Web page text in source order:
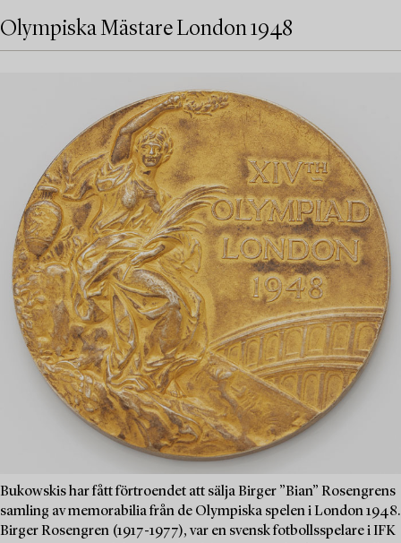
Olympiska Mästare London 1948
Bukowskis har fått förtroendet att sälja Birger ”Bian” Rosengrens
samling av memorabilia från de Olympiska spelen i London 1948.
Birger Rosengren (1917-1977), var en svensk fotbollsspelare i IFK